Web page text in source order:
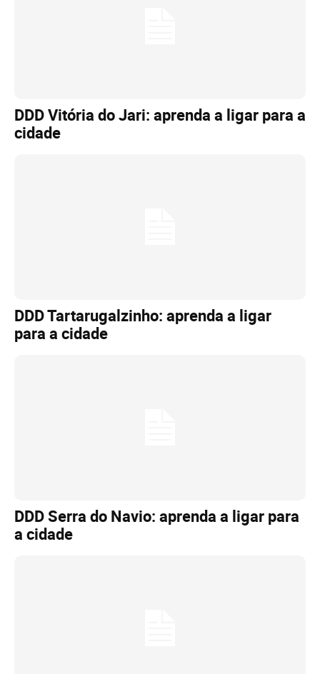
DDD Vitória do Jari: aprenda a ligar para a
cidade
DDD Tartarugalzinho: aprenda a ligar
para a cidade
DDD Serra do Navio: aprenda a ligar para
a cidade